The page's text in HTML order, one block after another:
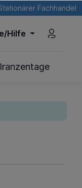
Fachhandel
Hilfe